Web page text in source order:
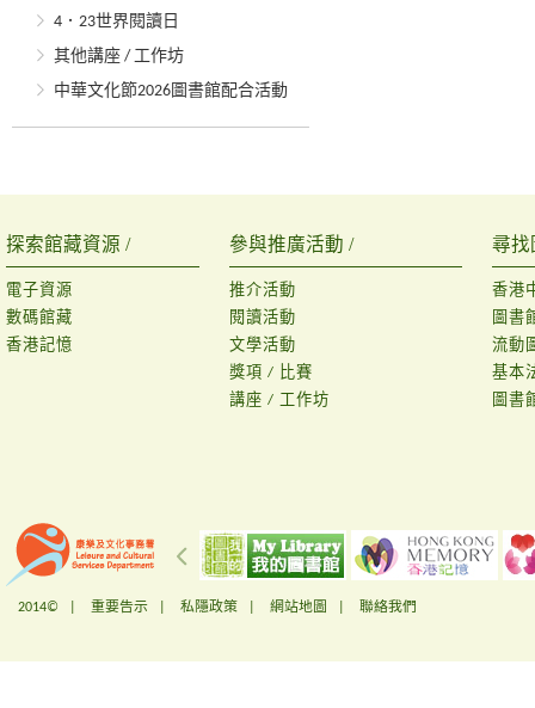
4．23世界閱讀日
其他講座 / 工作坊
中華文化節2026圖書館配合活動
探索館藏資源 /
電子資源
數碼館藏
香港記憶
參與推廣活動 /
推介活動
閱讀活動
文學活動
獎項 / 比賽
講座 / 工作坊
尋找
香港
圖書
流動
基本
圖書
2014© | 重要告示 私隱政策 網站地圖 聯絡我們